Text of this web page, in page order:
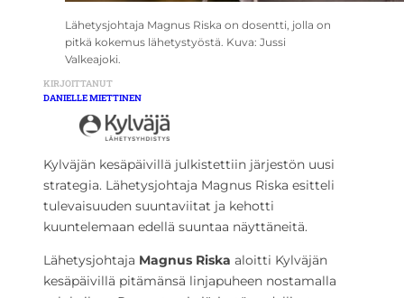
Lähetysjohtaja Magnus Riska on dosentti, jolla on
pitkä kokemus lähetystyöstä. Kuva: Jussi
Valkeajoki.
KIRJOITTANUT
DANIELLE MIETTINEN
Kylväjän kesäpäivillä julkistettiin järjestön uusi
strategia. Lähetysjohtaja Magnus Riska esitteli
tulevaisuuden suuntaviitat ja kehotti
kuuntelemaan edellä suuntaa näyttäneitä.
Lähetysjohtaja Magnus Riska aloitti Kylväjän
kesäpäivillä pitämänsä linjapuheen nostamalla